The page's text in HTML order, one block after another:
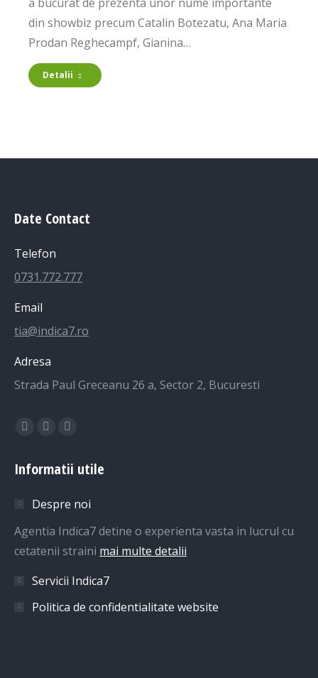
din showbiz precum Catalin Botezatu, Ana Maria
Prodan Reghecampf, Gianina…
Detalii
Date Contact
Telefon
0731.772.777
Email
tia@indica7.ro
Adresa
Strada Paul Greceanu 26 a, Sector 2, Bucuresti
Find us on:
Facebook
opens
new
window
Linkedin
opens
new
window
Whatsapp
opens
new
window
Informatii utile
Despre noi
Agentia Indica7 detine o experienta vasta in lucrul cu
cetatenii straini mai multe detalii
Servicii Indica7
Politica de confidentialitate website